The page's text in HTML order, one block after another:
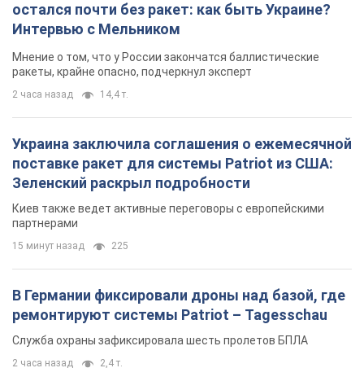
остался почти без ракет: как быть Украине?
Интервью с Мельником
Мнение о том, что у России закончатся баллистические
ракеты, крайне опасно, подчеркнул эксперт
2 часа назад 14,4 т.
Украина заключила соглашения о ежемесячной
поставке ракет для системы Patriot из США:
Зеленский раскрыл подробности
Киев также ведет активные переговоры с европейскими
партнерами
15 минут назад 225
В Германии фиксировали дроны над базой, где
ремонтируют системы Patriot – Tagesschau
Служба охраны зафиксировала шесть пролетов БПЛА
2 часа назад 2,4 т.